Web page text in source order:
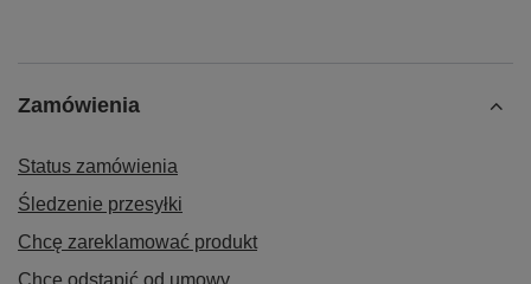
Zamówienia
Status zamówienia
Śledzenie przesyłki
Chcę zareklamować produkt
Chcę odstąpić od umowy